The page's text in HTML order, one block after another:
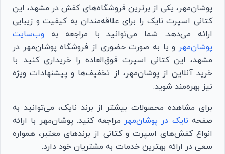
پوشان‌مهر، یکی از برترین فروشگاه‌های کفش در مشهد، این
کتانی اسپرت نایک را برای علاقه‌مندان به کیفیت و زیبایی
ارائه می‌دهد. شما می‌توانید با مراجعه به وب‌سایت
پوشان‌مهر و یا به صورت حضوری از فروشگاه پوشان‌مهر در
مشهد، این کتانی اسپرت فوق‌العاده را خریداری کنید. با
خرید آنلاین از پوشان‌مهر، از تخفیف‌ها و پیشنهادات ویژه
نیز بهره‌مند شوید.
برای مشاهده محصولات بیشتر از برند نایک، می‌توانید به
صفحه نایک در پوشان‌مهر مراجعه کنید. پوشان‌مهر با ارائه
انواع کفش‌های اسپرت و کتانی از برندهای معتبر، همواره
سعی در ارائه بهترین خدمات به مشتریان خود دارد.